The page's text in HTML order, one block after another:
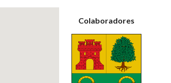
Colaboradores